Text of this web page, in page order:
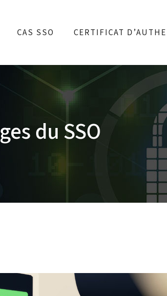
CAS SSO CERTIFICAT
du SSO